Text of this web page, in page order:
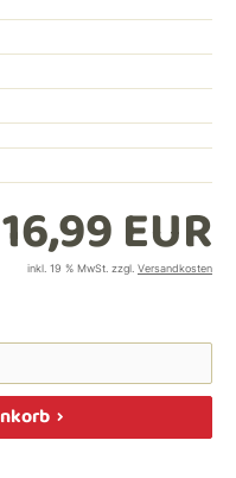
16,99 EUR
inkl. 19 % MwSt. zzgl. Versandkosten